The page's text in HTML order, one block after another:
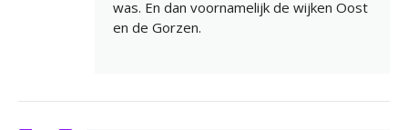
was. En dan voornamelijk de wijken Oost
en de Gorzen.